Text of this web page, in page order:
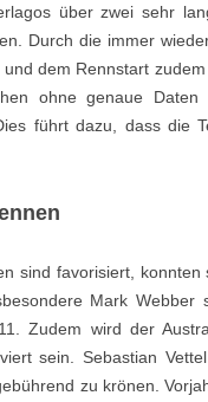
über zwei sehr
Durch die immer
dem Rennstart
ohne genaue
führt dazu, dass die
sind favorisiert,
Mark Webber
Zudem wird der
sein. Sebastian
zu krönen.